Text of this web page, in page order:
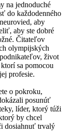
na jednoduché
do každodenného
aby
aby ste dobré
Čitateľov
olympijských
život
sa pomocou
profesie.
o pokroku,
posunúť
líder, ktorý túži
by chcel
dosiahnuť trvalý